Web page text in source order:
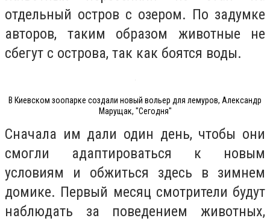
отдельный остров с озером. По задумке
авторов, таким образом животные не
сбегут с острова, так как боятся воды.
В Киевском зоопарке создали новый вольер для лемуров, Александр
Марущак, "Сегодня"
Сначала им дали один день, чтобы они
смогли адаптироваться к новым
условиям и обжиться здесь в зимнем
домике. Первый месяц смотрители будут
наблюдать за поведением животных,